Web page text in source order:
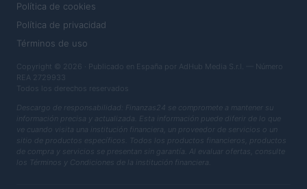
Política de cookies
Política de privacidad
Términos de uso
Copyright © 2026 · Publicado en España por AdHub Media S.r.l. — Número
REA 2729933
Todos los derechos reservados
Descargo de responsabilidad: Finanzas24 se compromete a mantener su
información precisa y actualizada. Esta información puede diferir de lo que
ve cuando visita una institución financiera, un proveedor de servicios o un
sitio de productos específicos. Todos los productos financieros, productos
de compra y servicios se presentan sin garantía. Al evaluar ofertas, consulte
los Términos y Condiciones de la institución financiera.